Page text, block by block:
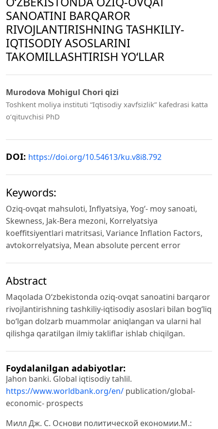
SANOATINI BARQAROR
RIVOJLANTIRISHNING TASHKILIY-
IQTISODIY ASOSLARINI
TAKOMILLASHTIRISH YOʻLLAR
Murodova Mohigul Chori qizi
Toshkent moliya instituti “Iqtisodiy xavfsizlik” kafedrasi katta
oʻqituvchisi PhD
DOI: https://doi.org/10.54613/ku.v8i8.792
Keywords:
Oziq-ovqat mahsuloti, Inflyatsiya, Yog‘- moy sanoati,
Skewness, Jak-Bera mezoni, Korrelyatsiya
koeffitsiyentlari matritsasi, Variance Inflation Factors,
avtokorrelyatsiya, Mean absolute percent error
Abstract
Maqolada Oʻzbekistonda oziq-ovqat sanoatini barqaror
rivojlantirishning tashkiliy-iqtisodiy asoslari bilan bog‘liq
boʻlgan dolzarb muammolar aniqlangan va ularni hal
qilishga qaratilgan ilmiy takliflar ishlab chiqilgan.
Foydalanilgan adabiyotlar:
Jahon banki. Global iqtisodiy tahlil.
https://www.worldbank.org/en/ publication/global-
economic- prospects
Милл Дж. С. Основи политической економии.М.: